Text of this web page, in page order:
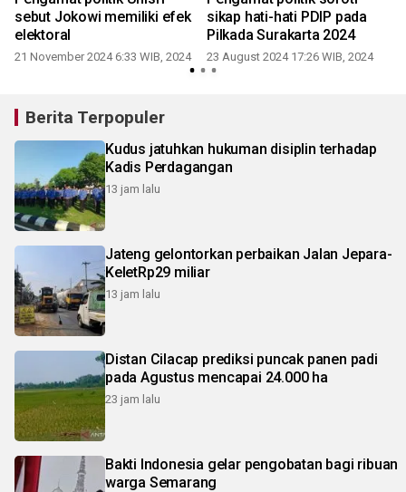
sebut Jokowi memiliki efek
elektoral
21 November 2024 6:33 WIB, 2024
sikap hati-hati PDIP pada
Pilkada Surakarta 2024
23 August 2024 17:26 WIB, 2024
Berita Terpopuler
Kudus jatuhkan hukuman disiplin terhadap
Kadis Perdagangan
13 jam lalu
Jateng gelontorkan perbaikan Jalan Jepara-
KeletRp29 miliar
13 jam lalu
Distan Cilacap prediksi puncak panen padi
pada Agustus mencapai 24.000 ha
23 jam lalu
Bakti Indonesia gelar pengobatan bagi ribuan
warga Semarang